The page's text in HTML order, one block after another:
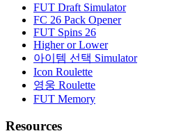
FUT Draft Simulator
FC 26 Pack Opener
FUT Spins 26
Higher or Lower
아이템 선택 Simulator
Icon Roulette
영웅 Roulette
FUT Memory
Resources